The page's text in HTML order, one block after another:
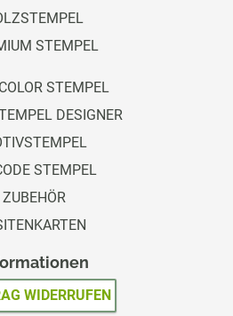
STEMPEL
STEMPEL
DESIGNER
STEMPEL
ZUBEHÖR
WIDERRUFEN